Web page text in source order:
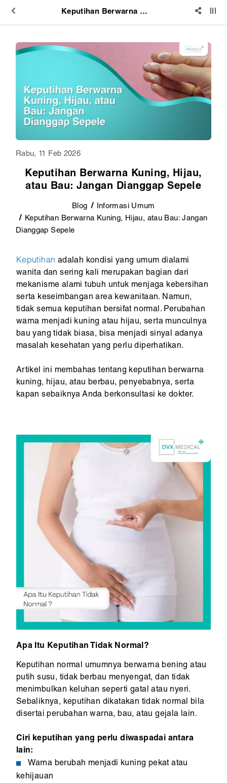
Keputihan Berwarna Kuning, Hijau, atau Bau: Jangan Dianggap Sepele
Rabu, 11 Feb 2026
Keputihan Berwarna Kuning, Hijau,
atau Bau: Jangan Dianggap Sepele
Blog
Informasi Umum
Keputihan Berwarna Kuning, Hijau, atau Bau: Jangan
Dianggap Sepele
Keputihan adalah kondisi yang umum dialami
wanita dan sering kali merupakan bagian dari
mekanisme alami tubuh untuk menjaga kebersihan
serta keseimbangan area kewanitaan. Namun,
tidak semua keputihan bersifat normal. Perubahan
warna menjadi kuning atau hijau, serta munculnya
bau yang tidak biasa, bisa menjadi sinyal adanya
masalah kesehatan yang perlu diperhatikan.
Artikel ini membahas tentang keputihan berwarna
kuning, hijau, atau berbau, penyebabnya, serta
kapan sebaiknya Anda berkonsultasi ke dokter.
Apa Itu Keputihan Tidak Normal?
Keputihan normal umumnya berwarna bening atau
putih susu, tidak berbau menyengat, dan tidak
menimbulkan keluhan seperti gatal atau nyeri.
Sebaliknya, keputihan dikatakan tidak normal bila
disertai perubahan warna, bau, atau gejala lain.
Ciri keputihan yang perlu diwaspadai antara
lain:
Warna berubah menjadi kuning pekat atau
kehijauan